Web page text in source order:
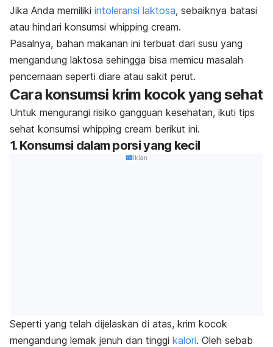
Jika Anda memiliki intoleransi laktosa, sebaiknya batasi
atau hindari konsumsi whipping cream.
Pasalnya, bahan makanan ini terbuat dari susu yang
mengandung laktosa sehingga bisa memicu masalah
pencernaan seperti diare atau sakit perut.
Cara konsumsi krim kocok yang sehat
Untuk mengurangi risiko gangguan kesehatan, ikuti tips
sehat konsumsi whipping cream berikut ini.
1. Konsumsi dalam porsi yang kecil
Iklan
Seperti yang telah dijelaskan di atas, krim kocok
mengandung lemak jenuh dan tinggi kalori. Oleh sebab